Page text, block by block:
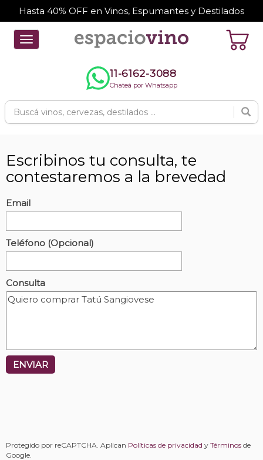
Hasta 40% OFF en Vinos, Espumantes y Destilados
Toggle
navigation
11-6162-3088
Chateá por Whatsapp
Escribinos tu consulta, te
contestaremos a la brevedad
Email
Teléfono (Opcional)
Consulta
ENVIAR
Protegido por reCAPTCHA. Aplican Políticas de privacidad y Términos de
Google.